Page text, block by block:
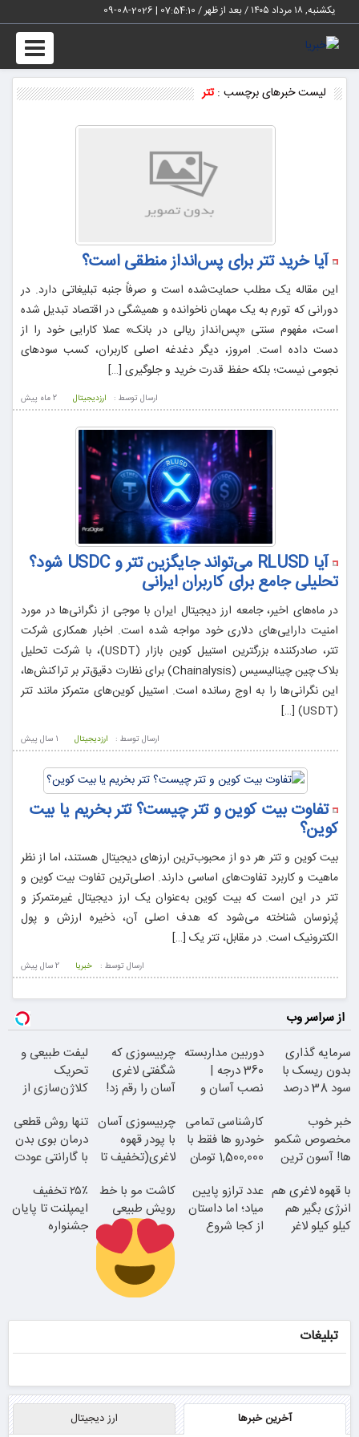
یکشنبه, ۱۸ مرداد ۱۴۰۵ / بعد از ظهر / 07:54:11
|
2026-08-09
Toggle
لیست خبرهای برچسب :تتر
آیا خرید تتر برای پس‌انداز منطقی است؟
این مقاله یک مطلب حمایت‌شده است و صرفاً جنبه تبلیغاتی دارد. در
دورانی که تورم به یک مهمان ناخوانده و همیشگی در اقتصاد تبدیل شده
است، مفهوم سنتی «پس‌انداز ریالی در بانک» عملا کارایی خود را از
دست داده است. امروز، دیگر دغدغه اصلی کاربران، کسب سودهای
نجومی نیست؛ بلکه حفظ قدرت خرید و جلوگیری […]
2 ماه پيش ارسال توسط : ارزدیجیتال
آیا RLUSD می‌تواند جایگزین تتر و USDC شود؟
تحلیلی جامع برای کاربران ایرانی
در ماه‌های اخیر، جامعه ارز دیجیتال ایران با موجی از نگرانی‌ها در مورد
امنیت دارایی‌های دلاری خود مواجه شده است. اخبار همکاری شرکت
تتر، صادرکننده بزرگترین استیبل کوین بازار (USDT)، با شرکت تحلیل
بلاک چین چینالیسیس (Chainalysis) برای نظارت دقیق‌تر بر تراکنش‌ها،
این نگرانی‌ها را به اوج رسانده است. استیبل کوین‌های متمرکز مانند تتر
(USDT) […]
1 سال پيش ارسال توسط : ارزدیجیتال
تفاوت بیت کوین و تتر چیست؟ تتر بخریم یا بیت
کوین؟
بیت کوین و تتر هر دو از محبوب‌ترین ارزهای دیجیتال هستند، اما از نظر
ماهیت و کاربرد تفاوت‌های اساسی دارند. اصلی‌ترین تفاوت بیت کوین و
تتر در این است که بیت کوین به‌عنوان یک ارز دیجیتال غیرمتمرکز و
پُرنوسان شناخته می‌شود که هدف اصلی آن، ذخیره ارزش و پول
الکترونیک است. در مقابل، تتر یک […]
2 سال پيش ارسال توسط : خبریا
از سراسر وب
سرمایه گذاری
بدون ریسک با
سود 38 درصد
دوربین مداربسته
360 درجه |
نصب آسان و
چربیسوزی که
شگفتی لاغری
آسان را رقم زد!
لیفت طبیعی و
تحریک
کلاژن‌سازی از
24ماه ماندگاری
جوان شو
خبر خوب
مخصوص شکمو
ها! آسون ترین
معرفی شد
کارشناسی تمامی
خودرو ها فقط با
1,500,000 تومان
چربیسوزی آسان
با پودر قهوه
لاغری(تخفیف تا
تنها روش قطعی
درمان بوی بدن
با گارانتی عودت
با قهوه لاغری هم
انرژی بگیر هم
کیلو کیلو لاغر
عدد ترازو پایین
میاد؛ اما داستان
از کجا شروع
کاشت مو با خط
رویش طبیعی
۲۵٪ تخفیف
ایمپلنت تا پایان
جشنواره
تبلیغات
آخرین خبرها ارز دیجیتال